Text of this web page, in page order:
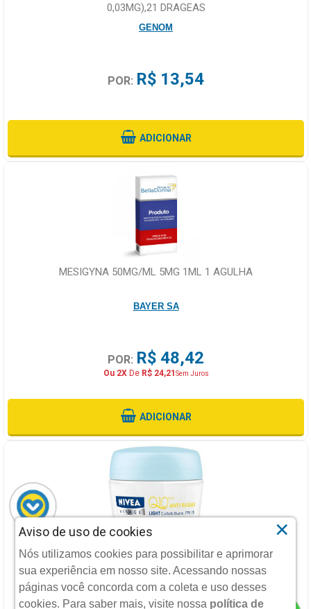
0,03MG),21 DRAGEAS
GENOM
POR: R$ 13,54
ADICIONAR
MESIGYNA 50MG/ML 5MG 1ML 1 AGULHA
BAYER SA
POR: R$ 48,42
Ou 2XDe R$ 24,21 Sem Juros
ADICIONAR
NIVEA VISAGE ANTI RUGAS Q10 LOCAO DIURNO 49G
NIVEA
Aviso de uso de cookies
Nós utilizamos cookies para possibilitar e aprimorar
sua experiência em nosso site. Acessando nossas
páginas você concorda com a coleta e uso desses
cookies. Para saber mais, visite nossa política de
×